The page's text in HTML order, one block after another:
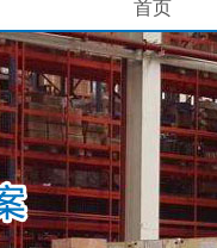
首页